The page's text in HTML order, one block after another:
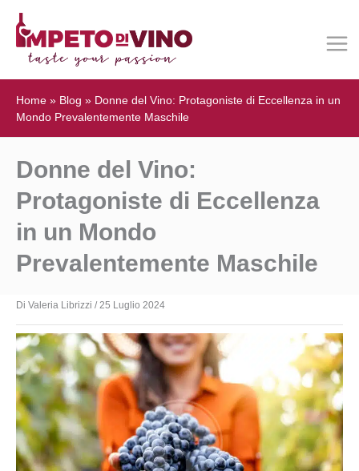
Home » Blog » Donne del Vino: Protagoniste di Eccellenza in un
Mondo Prevalentemente Maschile
Donne del Vino:
Protagoniste di Eccellenza
in un Mondo
Prevalentemente Maschile
Di Valeria Librizzi /25 Luglio 2024